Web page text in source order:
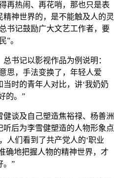
再热闹、再花哨，那也只是表
神世界的，是不能触及人的灵
书记鼓励广大文艺工作者，要
”。
书记以影视作品为例说明：
思，手法变换了，年轻人爱
时的青年人对比，讲‘我奶奶
的。”
谈及自己塑造焦裕禄、杨善洲
后为李雪健塑造的人物形象点
人们看到了共产党人的‘职业
地把握人物的精神世界，才
。”